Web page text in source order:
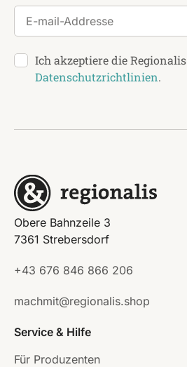
E-mail-Addresse
Ich akzeptiere die Regionalis
Datenschutzrichtlinien.
Obere Bahnzeile 3
7361 Strebersdorf
+43 676 846 866 206
machmit@regionalis.shop
Service & Hilfe
Für Produzenten